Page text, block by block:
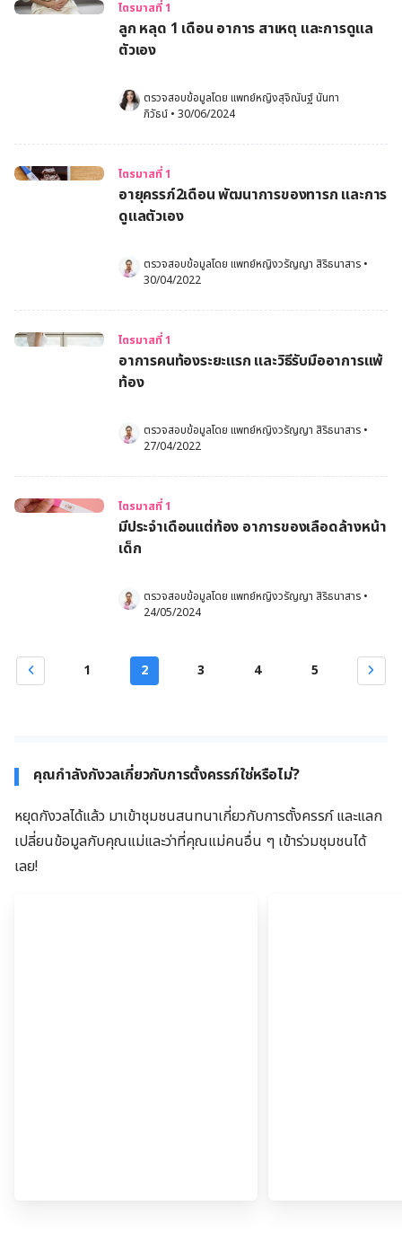
ไตรมาสที่ 1
ลูก หลุด 1 เดือน อาการ สาเหตุ และการดูแล
ตัวเอง
ตรวจสอบข้อมูลโดย แพทย์หญิงสุจิณันฐ์ นันทา
ภิวัธน์ • 30/06/2024
ไตรมาสที่ 1
อายุครรภ์2เดือน พัฒนาการของทารก และการ
ดูแลตัวเอง
ตรวจสอบข้อมูลโดย แพทย์หญิงวรัญญา สิริธนาสาร •
30/04/2022
ไตรมาสที่ 1
อาการคนท้องระยะแรก และวิธีรับมืออาการแพ้
ท้อง
ตรวจสอบข้อมูลโดย แพทย์หญิงวรัญญา สิริธนาสาร •
27/04/2022
ไตรมาสที่ 1
มีประจำเดือนแต่ท้อง อาการของเลือดล้างหน้า
เด็ก
ตรวจสอบข้อมูลโดย แพทย์หญิงวรัญญา สิริธนาสาร •
24/05/2024
1 2 3 4 5
คุณกำลังกังวลเกี่ยวกับการตั้งครรภ์ใช่หรือไม่?
หยุดกังวลได้แล้ว มาเข้าชุมชนสนทนาเกี่ยวกับการตั้งครรภ์ และแลก
เปลี่ยนข้อมูลกับคุณแม่และว่าที่คุณแม่คนอื่น ๆ เข้าร่วมชุมชนได้
เลย!